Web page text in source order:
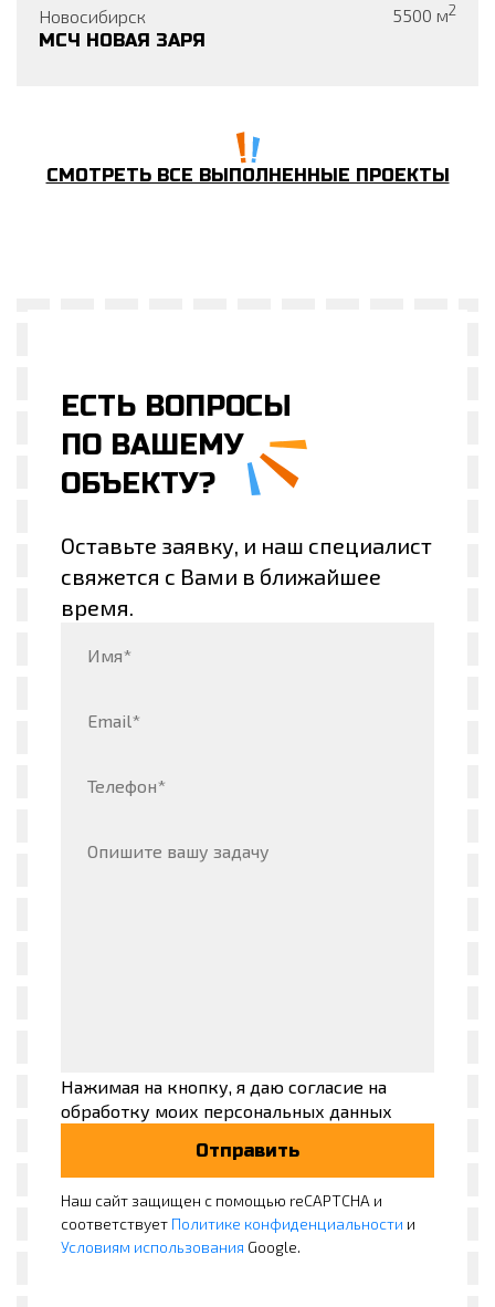
Новосибирск 5500 м2
МСЧ НОВАЯ ЗАРЯ
СМОТРЕТЬ ВСЕ ВЫПОЛНЕННЫЕ ПРОЕКТЫ
ЕСТЬ ВОПРОСЫ
ПО ВАШЕМУ
ОБЪЕКТУ?
Оставьте заявку, и наш специалист
свяжется с Вами в ближайшее
время.
Нажимая на кнопку, я даю согласие на
обработку моих персональных данных
Наш сайт защищен с помощью reCAPTCHA и
соответствует Политике конфиденциальности и
Условиям использования Google.